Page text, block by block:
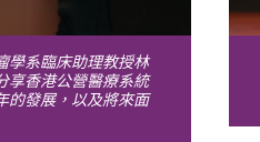
學系臨床助理教授林
享香港公營醫療系統
的發展，以及將來面